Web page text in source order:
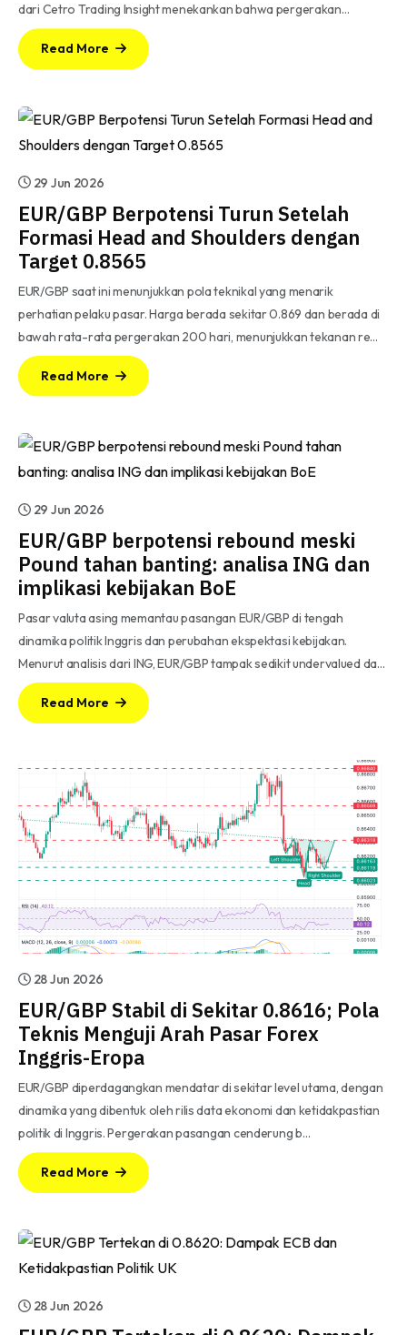
dari Cetro Trading Insight menekankan bahwa pergerakan…
Read More
29 Jun 2026
EUR/GBP Berpotensi Turun Setelah
Formasi Head and Shoulders dengan
Target 0.8565
EUR/GBP saat ini menunjukkan pola teknikal yang menarik
perhatian pelaku pasar. Harga berada sekitar 0.869 dan berada di
bawah rata-rata pergerakan 200 hari, menunjukkan tekanan re…
Read More
29 Jun 2026
EUR/GBP berpotensi rebound meski
Pound tahan banting: analisa ING dan
implikasi kebijakan BoE
Pasar valuta asing memantau pasangan EUR/GBP di tengah
dinamika politik Inggris dan perubahan ekspektasi kebijakan.
Menurut analisis dari ING, EUR/GBP tampak sedikit undervalued da…
Read More
28 Jun 2026
EUR/GBP Stabil di Sekitar 0.8616; Pola
Teknis Menguji Arah Pasar Forex
Inggris-Eropa
EUR/GBP diperdagangkan mendatar di sekitar level utama, dengan
dinamika yang dibentuk oleh rilis data ekonomi dan ketidakpastian
politik di Inggris. Pergerakan pasangan cenderung b…
Read More
28 Jun 2026